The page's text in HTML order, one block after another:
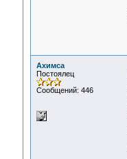
Ахимса
Постоялец
Сообщений: 446